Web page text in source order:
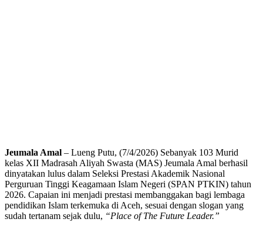
Jeumala Amal – Lueng Putu, (7/4/2026) Sebanyak 103 Murid
kelas XII Madrasah Aliyah Swasta (MAS) Jeumala Amal berhasil
dinyatakan lulus dalam Seleksi Prestasi Akademik Nasional
Perguruan Tinggi Keagamaan Islam Negeri (SPAN PTKIN) tahun
2026. Capaian ini menjadi prestasi membanggakan bagi lembaga
pendidikan Islam terkemuka di Aceh, sesuai dengan slogan yang
sudah tertanam sejak dulu, “Place of The Future Leader.”